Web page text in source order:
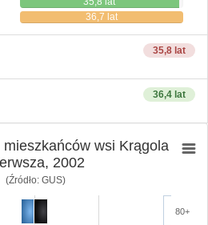
36,7 lat
35,8 lat
36,4 lat
wsi Krągola
2002
(Źródło: GUS)
80+